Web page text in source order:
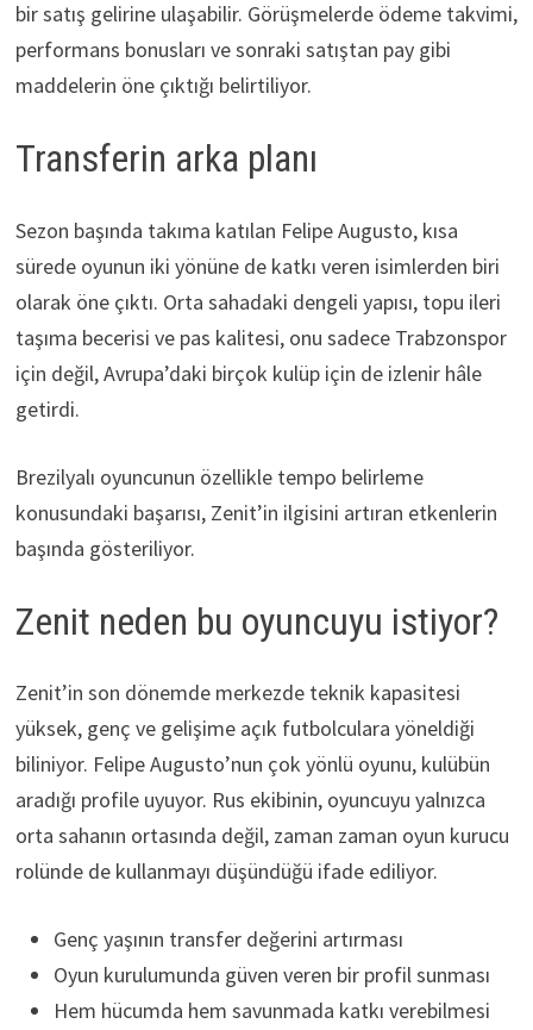
bir satış gelirine ulaşabilir. Görüşmelerde ödeme takvimi,
performans bonusları ve sonraki satıştan pay gibi
maddelerin öne çıktığı belirtiliyor.
Transferin arka planı
Sezon başında takıma katılan Felipe Augusto, kısa
sürede oyunun iki yönüne de katkı veren isimlerden biri
olarak öne çıktı. Orta sahadaki dengeli yapısı, topu ileri
taşıma becerisi ve pas kalitesi, onu sadece Trabzonspor
için değil, Avrupa’daki birçok kulüp için de izlenir hâle
getirdi.
Brezilyalı oyuncunun özellikle tempo belirleme
konusundaki başarısı, Zenit’in ilgisini artıran etkenlerin
başında gösteriliyor.
Zenit neden bu oyuncuyu istiyor?
Zenit’in son dönemde merkezde teknik kapasitesi
yüksek, genç ve gelişime açık futbolculara yöneldiği
biliniyor. Felipe Augusto’nun çok yönlü oyunu, kulübün
aradığı profile uyuyor. Rus ekibinin, oyuncuyu yalnızca
orta sahanın ortasında değil, zaman zaman oyun kurucu
rolünde de kullanmayı düşündüğü ifade ediliyor.
Genç yaşının transfer değerini artırması
Oyun kurulumunda güven veren bir profil sunması
Hem hücumda hem savunmada katkı verebilmesi